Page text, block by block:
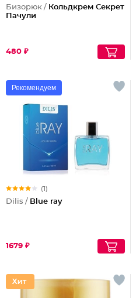
Бизорюк / Кольдкрем Секрет
Пачули
480 ₽
Рекомендуем
(1)
Dilis / Blue ray
1679 ₽